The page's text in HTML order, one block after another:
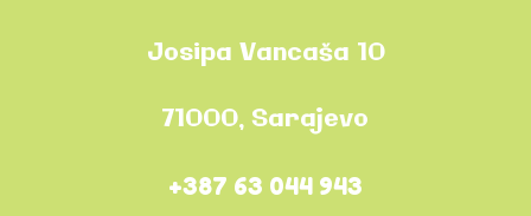
Josipa Vancaša 10
71000, Sarajevo
+387 63 044 943